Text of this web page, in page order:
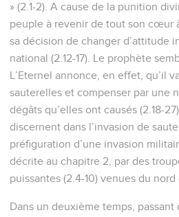
» (2.1-2). A cause de la punition
peuple à revenir de tout son cœur
sa décision de changer d’attitude
national (2.12-17). Le prophète
L’Eternel annonce, en effet, qu’il
sauterelles et compenser par une
dégâts qu’elles ont causés (2.18-
discernent dans l’invasion de
préfiguration d’une invasion
décrite au chapitre 2, par des
puissantes (2.4-10) venues du nord
Dans un deuxième temps, passant